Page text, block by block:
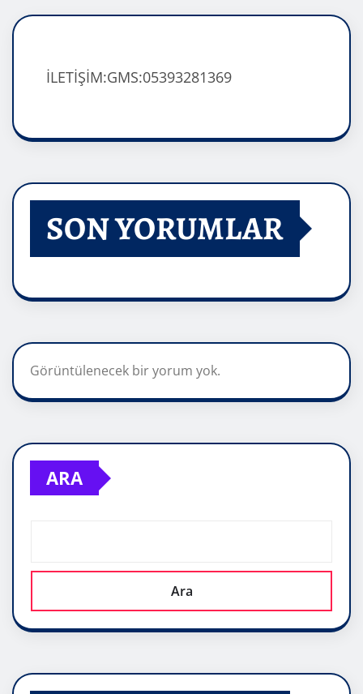
İLETİŞİM:GMS:05393281369
SON YORUMLAR
Görüntülenecek bir yorum yok.
ARA
Ara